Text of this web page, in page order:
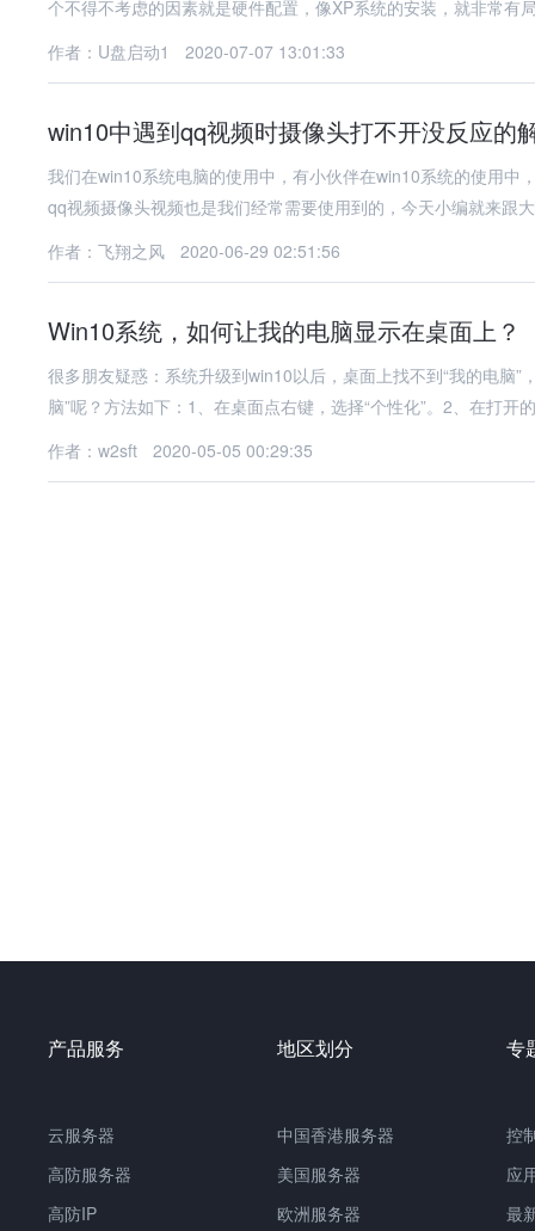
个不得不考虑的因素就是硬件配置，像XP系统的安装，就非常有
作者：U盘启动1
2020-07-07 13:01:33
win10中遇到qq视频时摄像头打不开没反应的
我们在win10系统电脑的使用中，有小伙伴在win10系统的使用
qq视频摄像头视频也是我们经常需要使用到的，今天小编就来跟
作者：飞翔之风
2020-06-29 02:51:56
Win10系统，如何让我的电脑显示在桌面上？
很多朋友疑惑：系统升级到win10以后，桌面上找不到“我的电脑
脑”呢？方法如下：1、在桌面点右键，选择“个性化”。2、在打开
作者：w2sft
2020-05-05 00:29:35
产品服务
云服务器
高防服务器
高防IP
地区划分
中国香港服务器
美国服务器
欧洲服务器
专
控
应
最